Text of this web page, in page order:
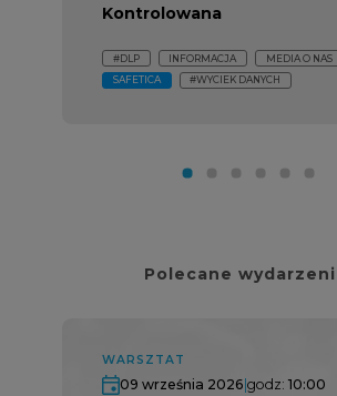
Kontrolowana
#DLP INFORMACJA
MEDIA O NAS
SAFETICA
#WYCIEK DANYCH
Polecane
WARSZTAT
09 września 2026 |godz:10:00